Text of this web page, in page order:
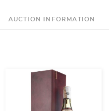
AUCTION INFORMATION